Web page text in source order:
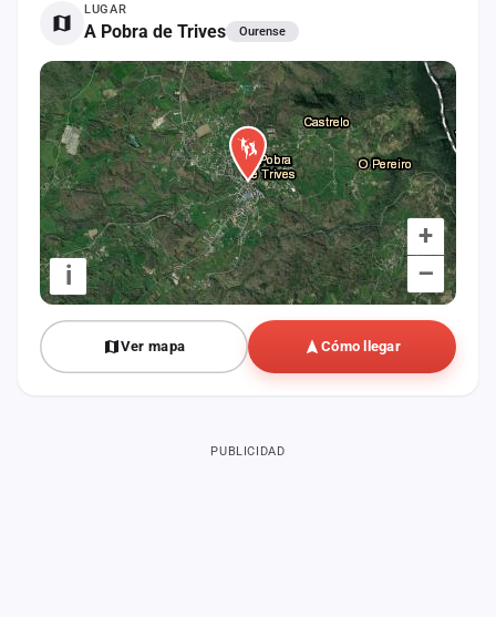
LUGAR
A Pobra de Trives Ourense
+
–
i
Ver mapa Cómo llegar
PUBLICIDAD